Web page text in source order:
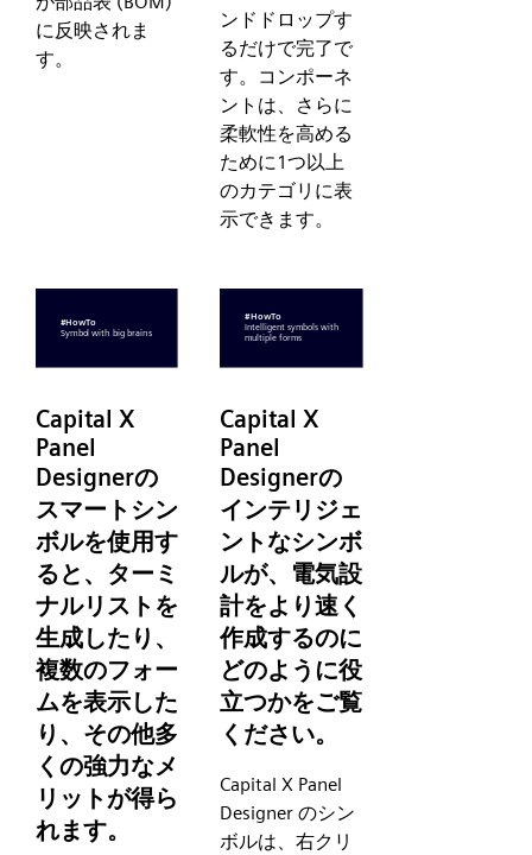
に反映されま
す。
ンドドロップす
るだけで完了で
す。コンポーネ
ントは、さらに
柔軟性を高める
ために1つ以上
のカテゴリに表
示できます。
Capital X
Panel
Designerの
スマートシン
ボルを使用す
ると、ターミ
ナルリストを
生成したり、
複数のフォー
ムを表示した
り、その他多
くの強力なメ
リットが得ら
れます。
Capital X
Panel
Designerの
インテリジェ
ントなシンボ
ルが、電気設
計をより速く
作成するのに
どのように役
立つかをご覧
ください。
Capital X Panel
Designer のシン
ボルは、右クリ